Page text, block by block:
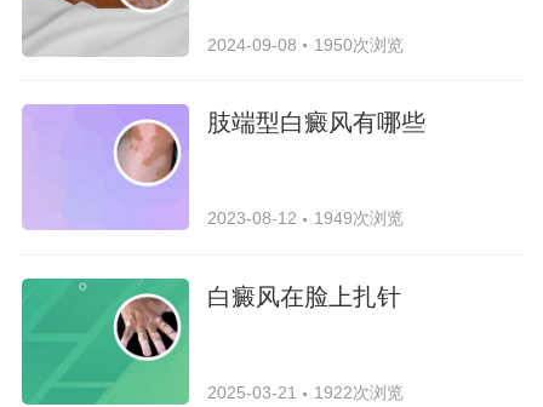
2024-09-08 1950次浏览
肢端型白癜风有哪些
2023-08-12 1949次浏览
白癜风在脸上扎针
2025-03-21 1922次浏览